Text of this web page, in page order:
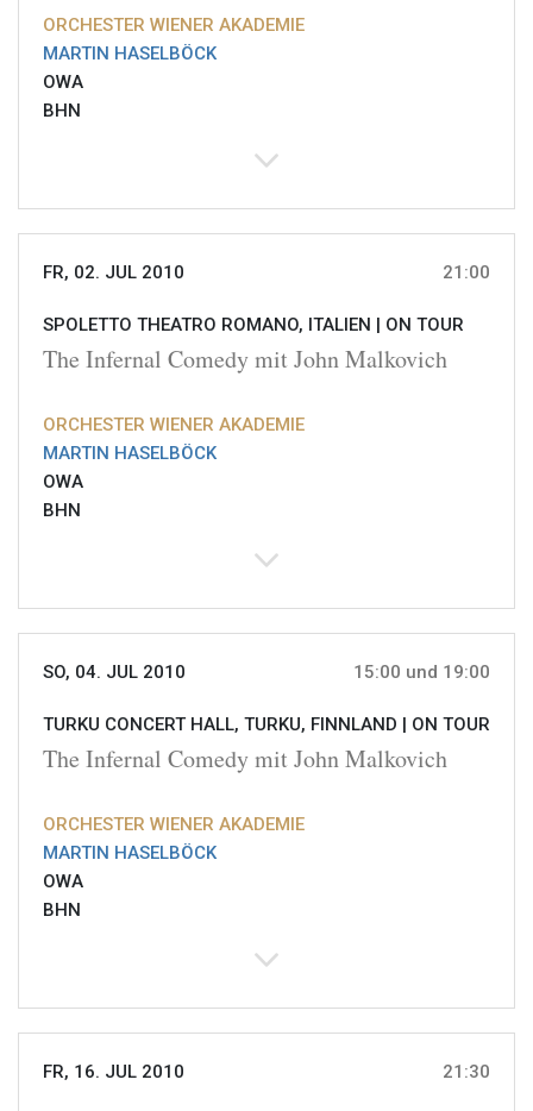
ORCHESTER WIENER AKADEMIE
MARTIN HASELBÖCK
OWA
BHN
FR, 02. JUL 2010 21:00
SPOLETTO THEATRO ROMANO, ITALIEN | ON TOUR
The Infernal Comedy mit John Malkovich
ORCHESTER WIENER AKADEMIE
MARTIN HASELBÖCK
OWA
BHN
SO, 04. JUL 2010 15:00 und 19:00
TURKU CONCERT HALL, TURKU, FINNLAND | ON TOUR
The Infernal Comedy mit John Malkovich
ORCHESTER WIENER AKADEMIE
MARTIN HASELBÖCK
OWA
BHN
FR, 16. JUL 2010 21:30